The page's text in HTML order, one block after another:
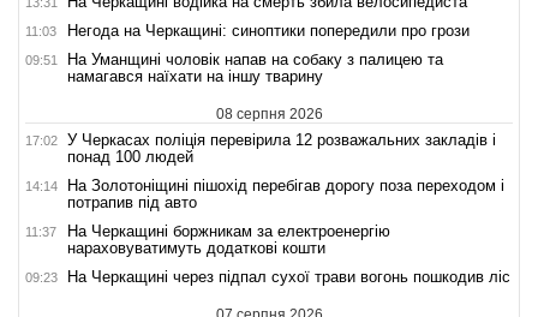
13:31
11:03 Негода на Черкащині: синоптики попередили про грози
09:51
На Уманщині чоловік напав на собаку з палицею та
намагався наїхати на іншу тварину
08 серпня 2026
17:02
У Черкасах поліція перевірила 12 розважальних закладів і
понад 100 людей
14:14
На Золотоніщині пішохід перебігав дорогу поза переходом і
потрапив під авто
11:37
На Черкащині боржникам за електроенергію
нараховуватимуть додаткові кошти
09:23 На Черкащині через підпал сухої трави вогонь пошкодив ліс